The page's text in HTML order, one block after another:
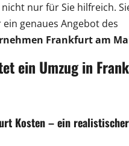
nur für Sie hilfreich.
genaues Angebot des
Frankfurt am
ein Umzug in
Kosten – ein realistischer